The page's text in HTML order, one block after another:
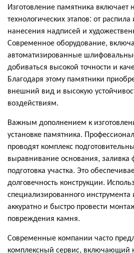
Изготовление памятника включает
технологических этапов: от
нанесения надписей и
Современное оборудование,
автоматизированные
добиваться высокой точности и
Благодаря этому памятники
внешний вид и высокую
воздействиям.
Важным дополнением к
установке памятника.
проводят комплекс
выравнивание основания, заливка
подготовка участка. Это
долговечность конструкции.
специализированного инструмента
аккуратно и быстро провести
повреждения камня.
Современные компании часто
комплексный сервис, включающий